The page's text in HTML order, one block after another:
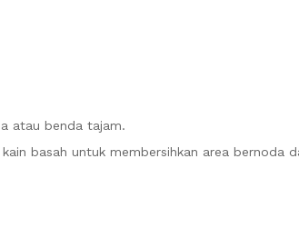
atau benda tajam.
basah untuk membersihkan area bernoda